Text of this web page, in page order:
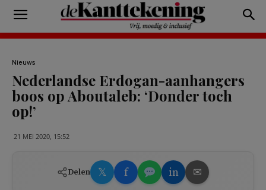
Nieuws
Nederlandse Erdogan-aanhangers
boos op Aboutaleb: ‘Donder toch
op!’
21 MEI 2020, 15:52
Delen 𝕏 f in ✉